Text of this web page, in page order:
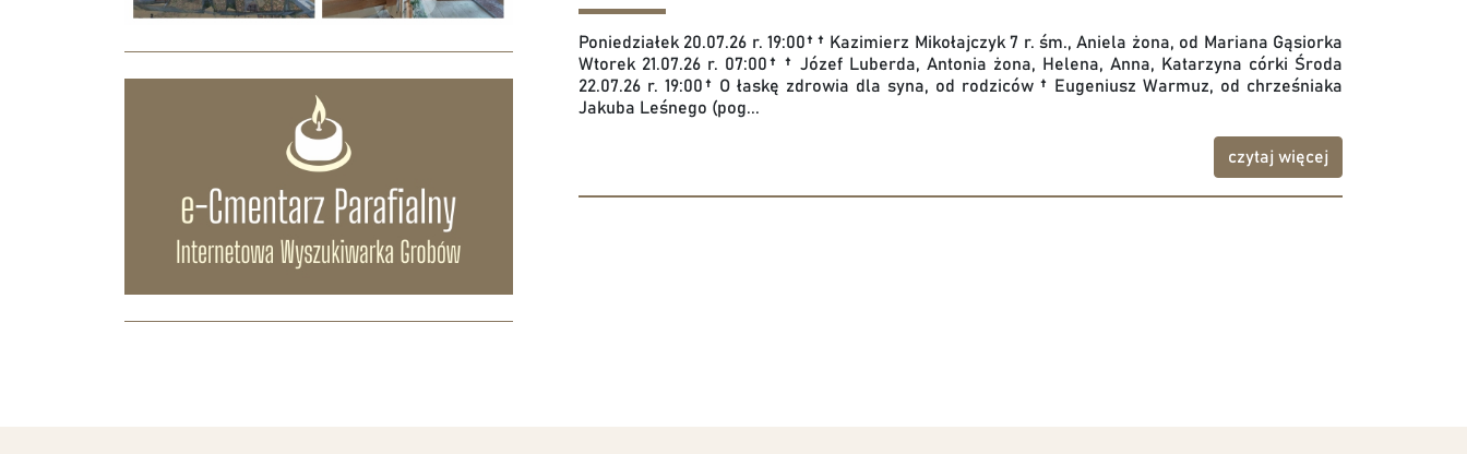
Poniedziałek 20.07.26 r. 19:00† † Kazimierz Mikołajczyk 7 r. śm., Aniela żona, od Mariana Gąsiorka
Wtorek 21.07.26 r. 07:00† † Józef Luberda, Antonia żona, Helena, Anna, Katarzyna córki Środa
22.07.26 r. 19:00† O łaskę zdrowia dla syna, od rodziców † Eugeniusz Warmuz, od chrześniaka
Jakuba Leśnego (pog...
czytaj więcej